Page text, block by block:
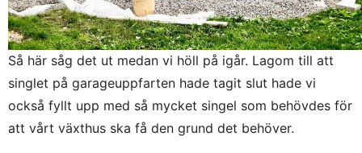
Så här såg det ut medan vi höll på igår. Lagom till att
singlet på garageuppfarten hade tagit slut hade vi
också fyllt upp med så mycket singel som behövdes för
att vårt växthus ska få den grund det behöver.